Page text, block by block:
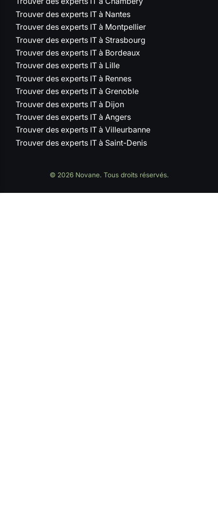
Trouver des experts IT à Nantes
Trouver des experts IT à Montpellier
Trouver des experts IT à Strasbourg
Trouver des experts IT à Bordeaux
Trouver des experts IT à Lille
Trouver des experts IT à Rennes
Trouver des experts IT à Grenoble
Trouver des experts IT à Dijon
Trouver des experts IT à Angers
Trouver des experts IT à Villeurbanne
Trouver des experts IT à Saint-Denis
© 2026 Novane. Tous droits réservés.